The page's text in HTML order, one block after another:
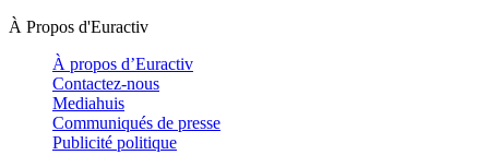
À Propos d'Euractiv
À propos d’Euractiv
Contactez-nous
Mediahuis
Communiqués de presse
Publicité politique